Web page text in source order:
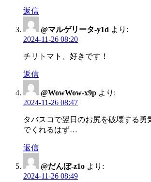
返信
@マルゲリータ-y1d より:
2024-11-26 08:20
チリトマト、好きです！
返信
@WowWow-x9p より:
2024-11-26 08:47
タバスコで翌日のお尻を破壊する勇
でくれるはず…
返信
@だんぼ-z1o より:
2024-11-26 08:49